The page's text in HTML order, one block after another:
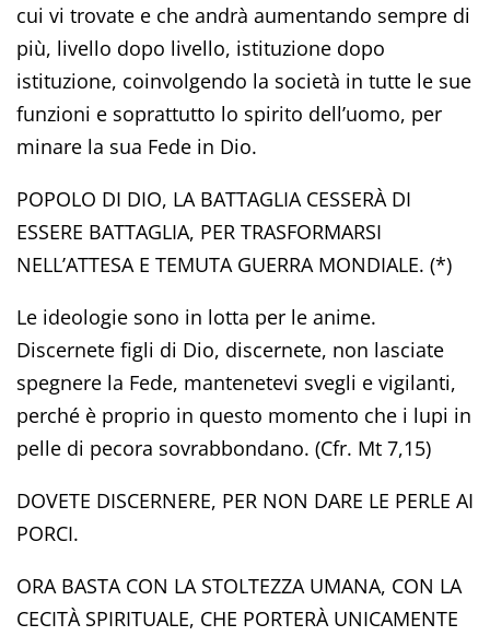
cui vi trovate e che andrà aumentando sempre di
più, livello dopo livello, istituzione dopo
istituzione, coinvolgendo la società in tutte le sue
funzioni e soprattutto lo spirito dell’uomo, per
minare la sua Fede in Dio.
POPOLO DI DIO, LA BATTAGLIA CESSERÀ DI
ESSERE BATTAGLIA, PER TRASFORMARSI
NELL’ATTESA E TEMUTA GUERRA MONDIALE. (*)
Le ideologie sono in lotta per le anime.
Discernete figli di Dio, discernete, non lasciate
spegnere la Fede, mantenetevi svegli e vigilanti,
perché è proprio in questo momento che i lupi in
pelle di pecora sovrabbondano. (Cfr. Mt 7,15)
DOVETE DISCERNERE, PER NON DARE LE PERLE AI
PORCI.
ORA BASTA CON LA STOLTEZZA UMANA, CON LA
CECITÀ SPIRITUALE, CHE PORTERÀ UNICAMENTE